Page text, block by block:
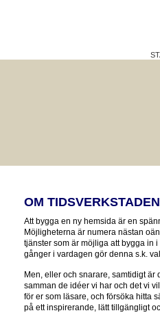
OM
Att bygga en ny hemsida är en
Möjligheterna är numera nästan
tjänster som är möjliga att bygga in
gånger i vardagen gör denna s.k.
Men, eller och snarare, samtidigt
samman de idéer vi har och det vi
för er som läsare, och försöka hitta
på ett inspirerande, lätt tillgängligt